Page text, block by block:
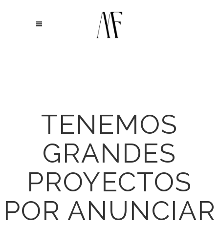
TENEMOS
GRANDES
PROYECTOS
POR ANUNCIAR